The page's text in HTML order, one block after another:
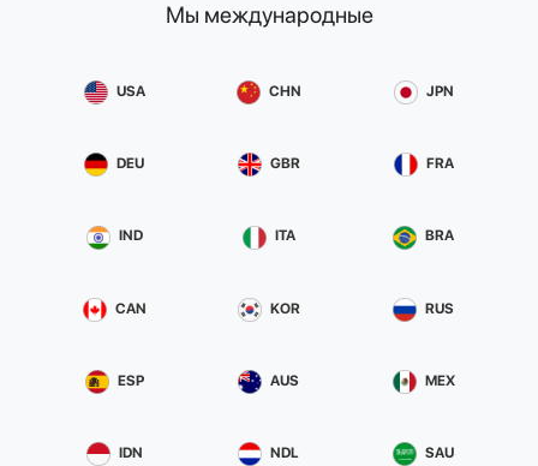
Мы международные
USA CHN JPN
DEU GBR FRA
IND ITA BRA
CAN KOR RUS
ESP AUS MEX
IDN NDL SAU